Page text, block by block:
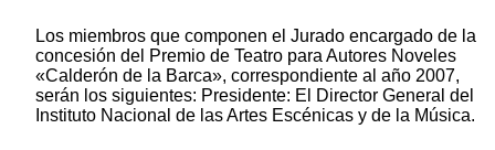
Los miembros que componen el Jurado encargado de la
concesión del Premio de Teatro para Autores Noveles
«Calderón de la Barca», correspondiente al año 2007,
serán los siguientes: Presidente: El Director General del
Instituto Nacional de las Artes Escénicas y de la Música.